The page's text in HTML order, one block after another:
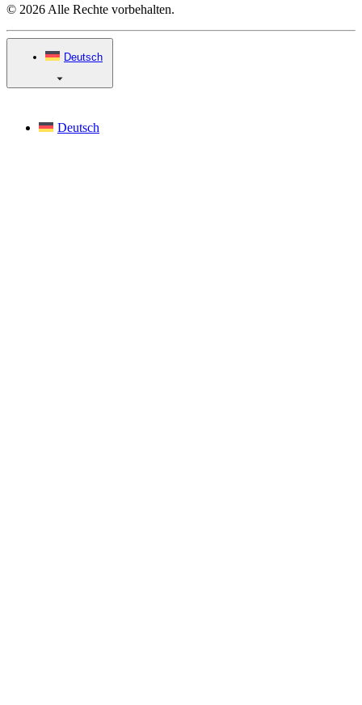
© 2026 Alle Rechte vorbehalten.
Deutsch
Deutsch